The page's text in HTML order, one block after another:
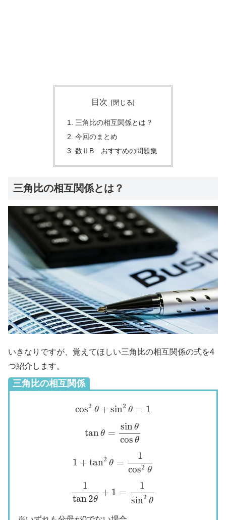
目次
三角比の相互関係とは？
今回のまとめ
数ⅡB おすすめの問題集
三角比の相互関係とは？
いきなりですが、覚えてほしい三角比の相互関係の式を4
つ紹介します。
三角比の相互関係
cos2 θ + sin2 θ = 1
cos 2 sin2 θ
tanθ =
sinθ
cos θ
θ cos
1 + tan2 θ =
1
cos2 θ
cos2
1
tan2θ
+ 1 =
1
sin2 θ
tan 2